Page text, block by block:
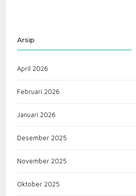
Arsip
April 2026
Februari 2026
Januari 2026
Desember 2025
November 2025
Oktober 2025